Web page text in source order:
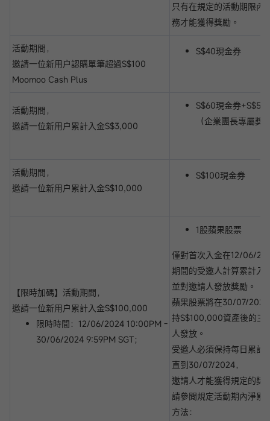
只有在規定的活動期限內
務才能獲得獎勵。
活動期間，
邀請一位新用户認購單筆超過S$100
Moomoo Cash Plus
S$40現金券
活動期間，
邀請一位新用户累計入金S$3,000
S$60現金券+S$50
（企業團長專屬獎
活動期間，
邀請一位新用户累計入金S$10,000
S$100現金券
【限時加碼】活動期間，
邀請一位新用户累計入金S$100,000
限時時間：12/06/2024 10:00PM -
30/06/2024 9:59PM SGT；
1股蘋果股票
僅對首次入金在12/06/
期間的受邀人計算累計入
並對邀請人發放獎勵。
蘋果股票將在30/07/
持S$100,000資產後的三
人發放。
受邀人必須保持每日累計
直到30/07/2024，
邀請人才能獲得規定的獎
請參閲規定活動期內淨累
方法：